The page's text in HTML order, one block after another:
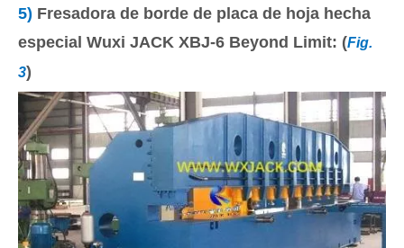
5) Fresadora de borde de placa de hoja hecha
especial Wuxi JACK XBJ-6 Beyond Limit: (Fig.
3)